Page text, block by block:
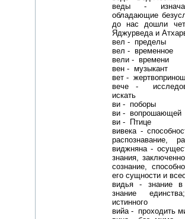
веды -
обладающие
до нас дошли
Яджурведа и
вел - пределы
вел - временное
вели - времени
вен - музыкант
вет -
вече -
искать
ви - поборы
ви - вопрошающей
ви - Птице
вивека -
распознавание,
виджняна -
знания,
сознание,
его сущности и
видья - знание
знание
истинного
вийа - проходить